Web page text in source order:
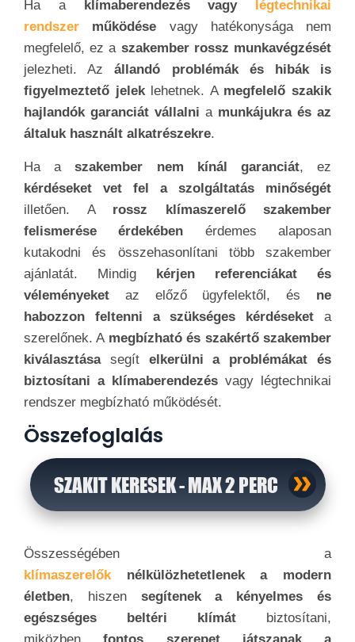
Összefoglalás
SZAKIT KERESEK - MAX 2 PERC
klímaszerelőknélkülözhetetlenek a modern
életben, hiszen
segítenek a kényelmes és
egészséges beltéri klímátbiztosítani,
miközbenfontos szerepet játszanak a
fenntarthatóság és a környezetvédelem területén
is. Kulcsszereplők az építkezések során, hiszena
megfelelő klíma- és légtechnikai rendszerek
tervezésévelhozzájárulnak
azenergiatakarékossághoz, a kényelmes belső
klímához, és afenntartható épületek
létrehozásához.
ő munkájuk nélkülözhetetlen a modern
építészet és az energiahatékony épületek
tervezésében.Szakmabelivé válni hosszú és
elkötelezett folyamatlehet, de azerőfeszítések
megtérülnek
klímaszerelők
nélkülözhetetlenek a komfortos és
energiahatékony épületek
fenntartásában. A
valakinek elérni ezt a célt és sikeres
klímaszerelővé válni.